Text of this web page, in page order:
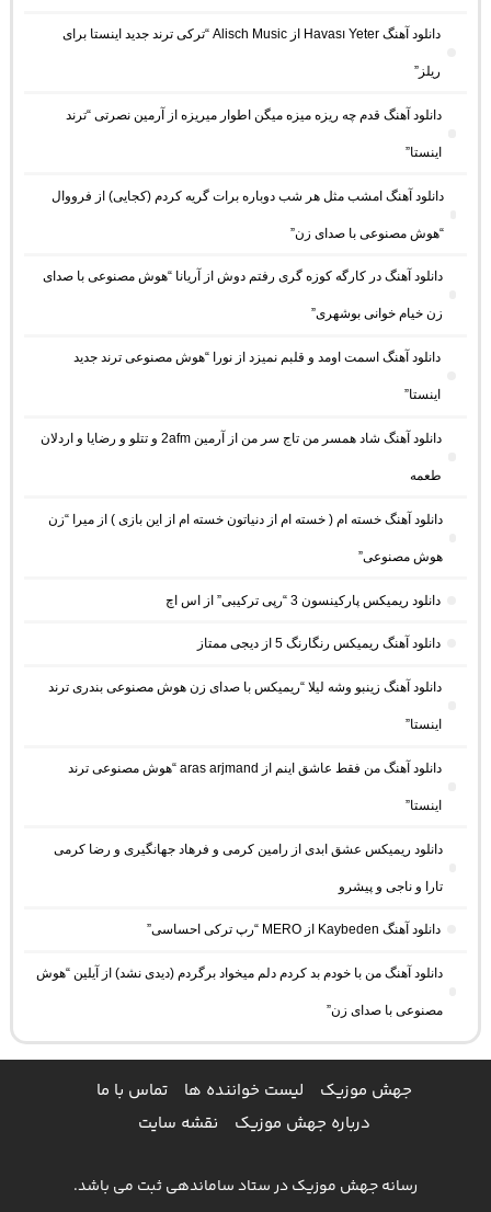
دانلود آهنگ Havası Yeter از Alisch Music “ترکی ترند جدید اینستا برای
ریلز”
دانلود آهنگ ﻗﺪم ﭼﻪ رﻳﺰه ﻣﻴﺰه ﻣﻴﮕﻦ اﻃﻮار ﻣﻴﺮﻳﺰه از آرمین نصرتی “ترند
اینستا”
دانلود آهنگ امشب مثل هر شب دوباره برات گریه کردم (کجایی) از فرووال
“هوش مصنوعی با صدای زن”
دانلود آهنگ در کارگه کوزه گری رفتم دوش از آریانا “هوش مصنوعی با صدای
زن خیام خوانی بوشهری”
دانلود آهنگ اسمت اومد و قلبم نمیزد از نورا “هوش مصنوعی ترند جدید
اینستا”
دانلود آهنگ شاد همسر من تاج سر من از آرمین 2afm و تتلو و رضایا و اردلان
طعمه
دانلود آهنگ خسته ام ( خسته ام از دنیاتون خسته ام از این بازی ) از میرا “زن
هوش مصنوعی”
دانلود ریمیکس پارکینسون 3 “رپی ترکیبی” از اس اچ
دانلود آهنگ ریمیکس رنگارنگ 5 از دیجی ممتاز
دانلود آهنگ زینبو وشه لیلا “ریمیکس با صدای زن هوش مصنوعی بندری ترند
اینستا”
دانلود آهنگ من فقط عاشق اینم از aras arjmand “هوش مصنوعی ترند
اینستا”
دانلود ریمیکس عشق ابدی از رامین کرمی و فرهاد جهانگیری و رضا کرمی
تارا و ناجی و پیشرو
دانلود آهنگ Kaybeden از MERO “رپ ترکی احساسی”
دانلود آهنگ من با خودم بد کردم دلم میخواد برگردم (دیدی نشد) از آیلین “هوش
مصنوعی با صدای زن”
جهش موزیک لیست خواننده ها
تماس با ما
درباره جهش موزیک
نقشه سایت
رسانه جهش موزیک در ستاد ساماندهی ثبت می باشد.